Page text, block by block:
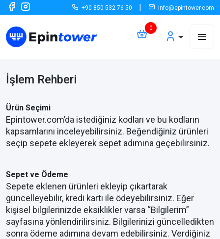
+90 850 532 76 50 | info@epintower.com
Biletix CarrefourSA Google Play
Oyun Pini
Geforce Game+
TV & Yayın
D-Smart GO Fizy S Sport Plus
Heltia Lifebox Norton
Hediye Kartı
TV & Yayın
Hizmet
İşlem Rehberi
Ürün Seçimi
Epintower.com’da istediğiniz kodları ve bu kodların
kapsamlarını inceleyebilirsiniz. Beğendiğiniz ürünleri
seçip sepete ekleyerek sepet adımına geçebilirsiniz.
Sepet ve Ödeme
Sepete eklenen ürünleri ekleyip çıkartarak
güncelleyebilir, kredi kartı ile ödeyebilirsiniz. Eğer
kişisel bilgilerinizde eksiklikler varsa “Bilgilerim”
sayfasına yönlendirilirsiniz. Bilgilerinizi güncelledikten
sonra ödeme adımına devam edebilirsiniz. Verdiğiniz